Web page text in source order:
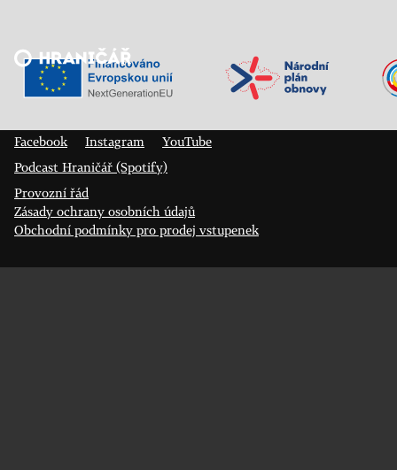
Veřejný sál Hraničář, spolek
Facebook
Instagram
YouTube
Podcast Hraničář (Spotify)
Provozní řád
Zásady ochrany osobních údajů
Obchodní podmínky pro prodej vstupenek